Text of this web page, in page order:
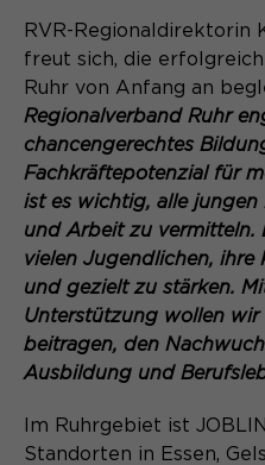
Anbieter Session-
Laufzeit
Der
Schließen
gelöscht.
Zweck
PHPs
(Formulare).
Name
Anbieter TYPO3
Laufzeit Ende der
Zweck
Speichert
aktuellen
Name _pk_ref.*
Anbieter Matomo
Laufzeit 6 Monate
Speichert
Name
RVR-Regionaldirektorin
freut sich, die
Ruhr von Anfang an
Regionalverband Ruhr
chancengerechtes
Fachkräftepotenzial für
ist es wichtig, alle
und Arbeit zu vermitteln.
vielen Jugendlichen, ihre
und gezielt zu stärken.
Unterstützung wollen wir
beitragen, den
Ausbildung und
Im Ruhrgebiet ist
Standorten in Essen,